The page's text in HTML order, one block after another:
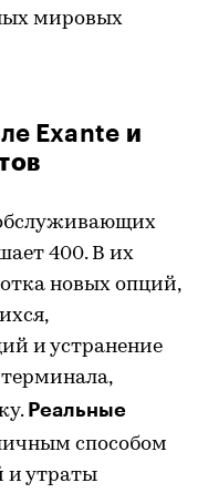
мировых
Exante и
400. В их
новых опций,
и устранение
Реальные
способом
и утраты